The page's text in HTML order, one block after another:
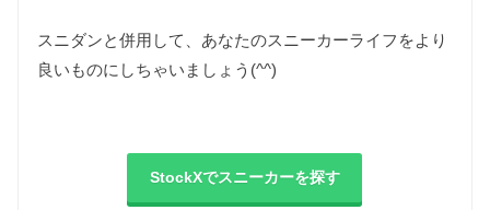
スニダンと併用して、あなたのスニーカーライフをより
良いものにしちゃいましょう(^^)
StockXでスニーカーを探す